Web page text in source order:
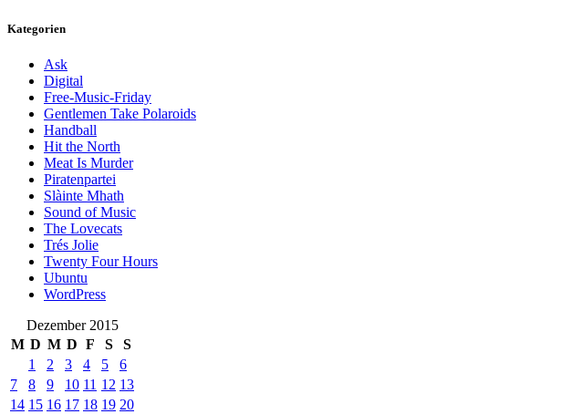
Kategorien
Ask
Digital
Free-Music-Friday
Gentlemen Take Polaroids
Handball
Hit the North
Meat Is Murder
Piratenpartei
Slàinte Mhath
Sound of Music
The Lovecats
Trés Jolie
Twenty Four Hours
Ubuntu
WordPress
Dezember 2015
M D M D F S
S
1
2 3 4 5
6
7
8 9 10 11 12 13
14 15 16 17 18 19 20